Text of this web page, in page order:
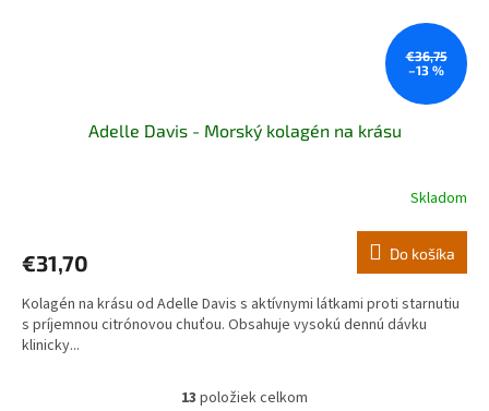
€36,75
–13 %
Adelle Davis - Morský kolagén na krásu
je
z
5
hviezdičiek.
Skladom
€31,70 Do košíka
Kolagén na krásu od Adelle Davis s aktívnymi látkami proti starnutiu
s príjemnou citrónovou chuťou. Obsahuje vysokú dennú dávku
klinicky...
13 položiek celkom